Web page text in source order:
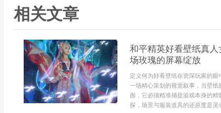
相关文章
和平精英好看壁纸真
场玫瑰的屏幕绽放
定义何为好看壁纸在资深玩家的
一场精心策划的视觉叙事，当壁
面，它必须精准捕捉游戏本身的
探，场景与服装道具的还原度是